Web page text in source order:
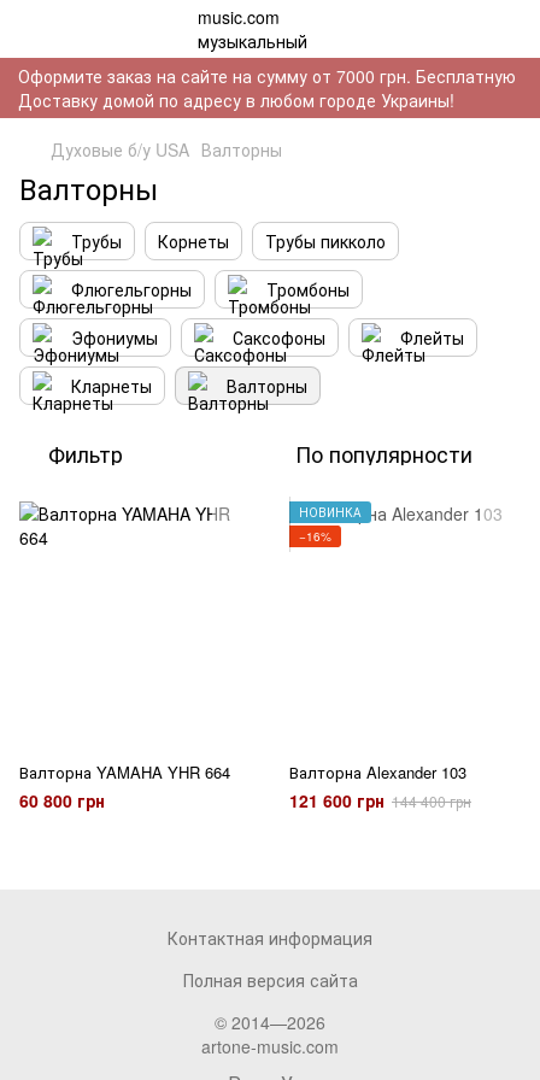
Оформите заказ на сайте на сумму от 7000 грн. Бесплатную
Доставку домой по адресу в любом городе Украины!
Духовые б/у USA Валторны
Валторны
Трубы Корнеты
Трубы пикколо
Флюгельгорны
Тромбоны
Эфониумы
Саксофоны
Флейты
Кларнеты
Валторны
Фильтр По популярности
Валторна YAMAHA YHR 664
60 800 грн
НОВИНКА
−16%
Валторна Alexander 103
121 600 грн 144 400 грн
Контактная информация
Полная версия сайта
© 2014—2026
artone-music.com